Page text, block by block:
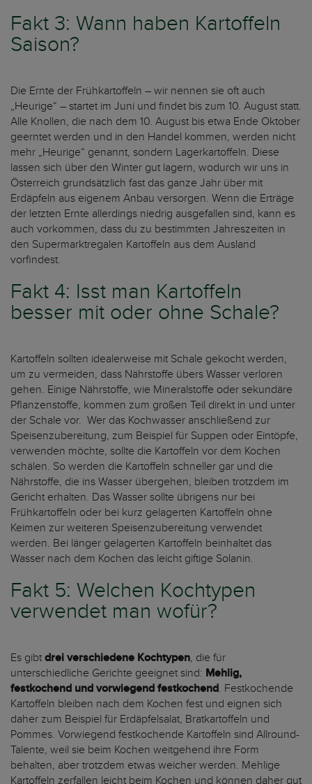
Fakt 3: Wann haben Kartoffeln
Saison?
Die Ernte der Frühkartoffeln – wir nennen sie oft auch
„Heurige“ – startet im Juni und findet bis zum 10. August statt.
Alle Knollen, die nach dem 10. August bis etwa Ende Oktober
geerntet werden und in den Handel kommen, werden nicht
mehr „Heurige“ genannt, sondern Lagerkartoffeln. Diese
lassen sich über den Winter gut lagern, wodurch wir uns in
Österreich grundsätzlich fast das ganze Jahr über mit
Erdäpfeln aus eigenem Anbau versorgen. Wenn die Erträge
der letzten Ernte allerdings niedrig ausgefallen sind, kann es
auch vorkommen, dass du zu bestimmten Jahreszeiten in
den Supermarktregalen Kartoffeln aus dem Ausland
vorfindest.
Fakt 4: Isst man Kartoffeln
besser mit oder ohne Schale?
Kartoffeln sollten idealerweise mit Schale gekocht werden,
um zu vermeiden, dass Nährstoffe übers Wasser verloren
gehen. Einige Nährstoffe, wie Mineralstoffe oder sekundäre
Pflanzenstoffe, kommen zum großen Teil direkt in und unter
der Schale vor. Wer das Kochwasser anschließend zur
Speisenzubereitung, zum Beispiel für Suppen oder Eintöpfe,
verwenden möchte, sollte die Kartoffeln vor dem Kochen
schälen. So werden die Kartoffeln schneller gar und die
Nährstoffe, die ins Wasser übergehen, bleiben trotzdem im
Gericht erhalten. Das Wasser sollte übrigens nur bei
Frühkartoffeln oder bei kurz gelagerten Kartoffeln ohne
Keimen zur weiteren Speisenzubereitung verwendet
werden. Bei länger gelagerten Kartoffeln beinhaltet das
Wasser nach dem Kochen das leicht giftige Solanin.
Fakt 5: Welchen Kochtypen
verwendet man wofür?
Es gibt drei verschiedene Kochtypen, die für
unterschiedliche Gerichte geeignet sind: Mehlig,
festkochend und vorwiegend festkochend. Festkochende
Kartoffeln bleiben nach dem Kochen fest und eignen sich
daher zum Beispiel für Erdäpfelsalat, Bratkartoffeln und
Pommes. Vorwiegend festkochende Kartoffeln sind Allround-
Talente, weil sie beim Kochen weitgehend ihre Form
behalten, aber trotzdem etwas weicher werden. Mehlige
Kartoffeln zerfallen leicht beim Kochen und können daher gut